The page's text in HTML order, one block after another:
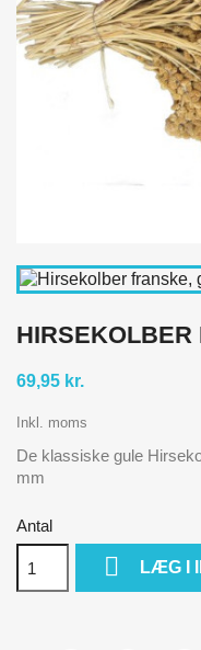
HIRSEKOLBER
69,95 kr.
Inkl. moms
De klassiske gule
mm
Antal
 LÆG I